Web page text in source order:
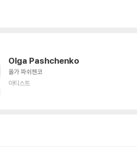
Olga Pashchenko
올가 파쉬첸코
아티스트